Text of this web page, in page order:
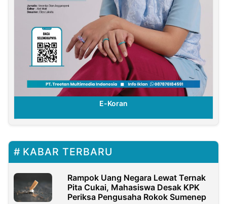
E-Koran
KABAR TERBARU
Rampok Uang Negara Lewat Ternak
Pita Cukai, Mahasiswa Desak KPK
Periksa Pengusaha Rokok Sumenep